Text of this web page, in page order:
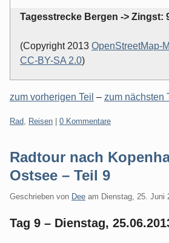
Tagesstrecke Bergen -> Zingst:
(Copyright 2013 OpenStreetMap-
CC-BY-SA 2.0)
zum vorherigen Teil – zum nächsten
Kategorien:
Rad, Reisen 0 Kommentare
Radtour nach
Ostsee – Teil 9
Geschrieben von Dee am Dienstag, 25. Juni
Tag 9 – Dienstag,